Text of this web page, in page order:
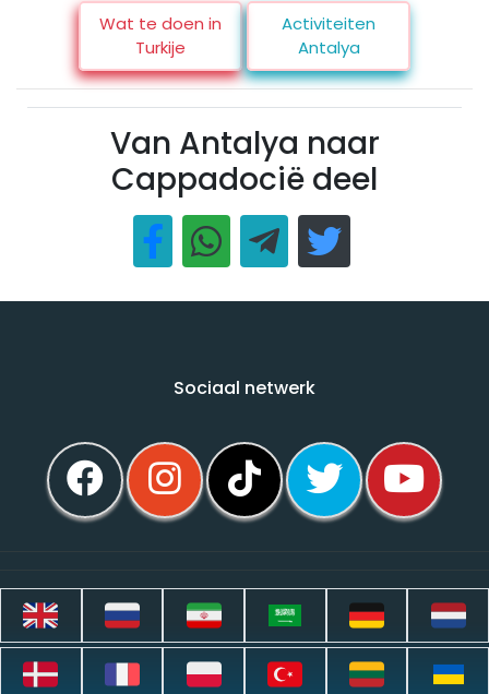
Wat te doen in
Turkije
Activiteiten
Antalya
Van Antalya naar
Cappadocië deel
Sociaal netwerk